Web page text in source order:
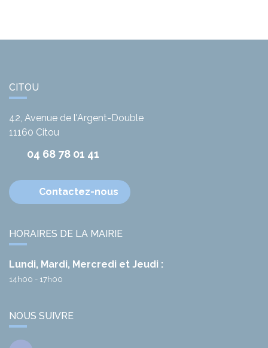
CITOU
42, Avenue de l'Argent-Double
11160 Citou
04 68 78 01 41
Contactez-nous
HORAIRES DE LA MAIRIE
Lundi, Mardi, Mercredi et Jeudi :
14h00 - 17h00
NOUS SUIVRE